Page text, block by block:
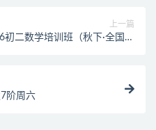
上一篇
二数学培训班（秋下·全国版
阶周六